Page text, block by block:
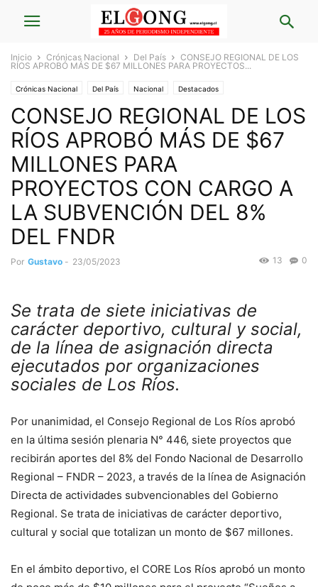
Inicio Crónicas Nacional Del País
CONSEJO REGIONAL DE LOS
RÍOS APROBÓ MÁS DE $67 MILLONES PARA PROYECTOS...
Crónicas Nacional Del País Nacional Destacados
CONSEJO REGIONAL DE LOS
RÍOS APROBÓ MÁS DE $67
MILLONES PARA
PROYECTOS CON CARGO A
LA SUBVENCIÓN DEL 8%
DEL FNDR
Por Gustavo - 23/05/2023 0
13
Se trata de siete iniciativas de
carácter deportivo, cultural y social,
de la línea de asignación directa
ejecutados por organizaciones
sociales de Los Ríos.
Por unanimidad, el Consejo Regional de Los Ríos aprobó
en la última sesión plenaria N° 446, siete proyectos que
recibirán aportes del 8% del Fondo Nacional de Desarrollo
Regional – FNDR – 2023, a través de la línea de Asignación
Directa de actividades subvencionables del Gobierno
Regional. Se trata de iniciativas de carácter deportivo,
cultural y social que totalizan un monto de $67 millones.
En el ámbito deportivo, el CORE Los Ríos aprobó un monto